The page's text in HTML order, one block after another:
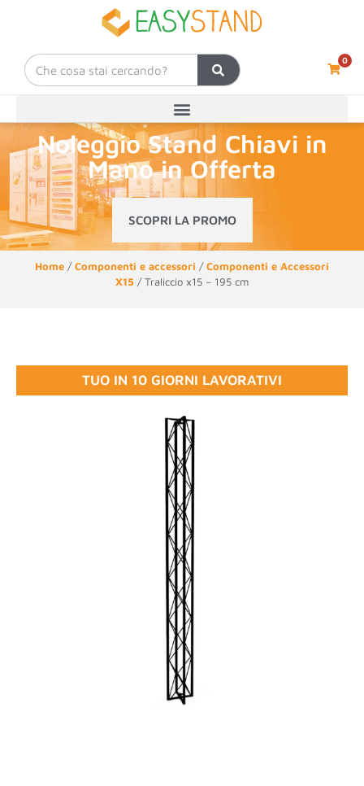
0
Noleggio Stand Chiavi in
Mano in Offerta
SCOPRI LA PROMO
Home /Componenti e accessori /Componenti e Accessori
X15 / Traliccio x15 – 195 cm
TUO IN 10 GIORNI LAVORATIVI